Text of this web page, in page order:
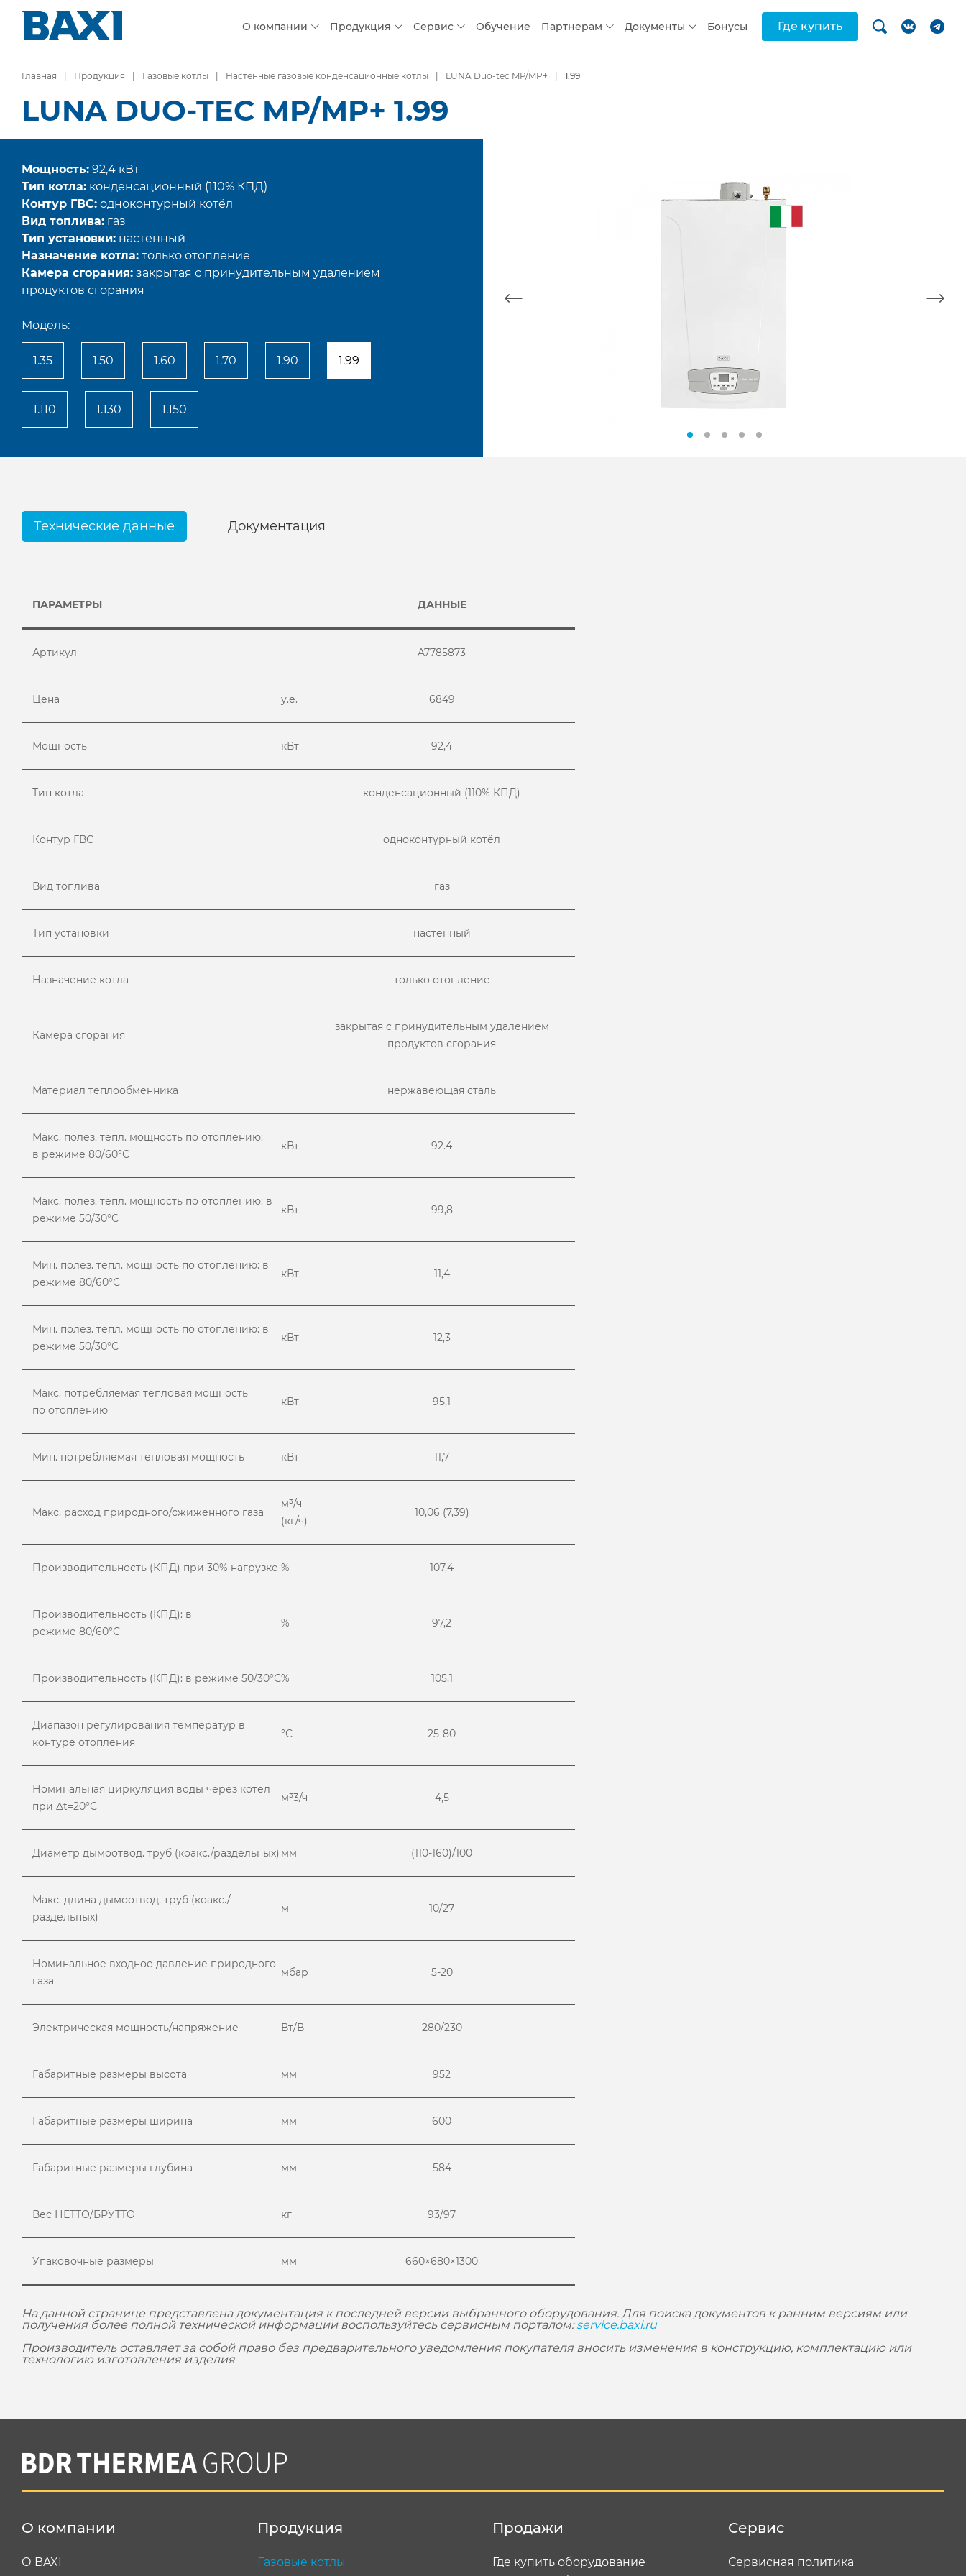
О компании Продукция Сервис Обучение Партнерам Документы Бонусы Где купить
Главная Продукция Газовые котлы Настенные газовые конденсационные котлы LUNA Duo-tec MP/MP+ 1.99
LUNA DUO-TEC MP/MP+ 1.99
Мощность: 92,4 кВт
Тип котла: конденсационный (110% КПД)
Контур ГВС: одноконтурный котёл
Вид топлива: газ
Тип установки: настенный
Назначение котла: только отопление
Камера сгорания: закрытая с принудительным удалением
продуктов сгорания
Модель:
1.35 1.50 1.60 1.70 1.90 1.99
1.110 1.130 1.150
Технические данные Документация
ПАРАМЕТРЫ ДАННЫЕ
Артикул A7785873
Цена у.е. 6849
Мощность кВт 92,4
Тип котла конденсационный (110% КПД)
Контур ГВС одноконтурный котёл
Вид топлива газ
Тип установки настенный
Назначение котла только отопление
Камера сгорания
закрытая с принудительным удалением
продуктов сгорания
Материал теплообменника нержавеющая сталь
Макс. полез. тепл. мощность по отоплению:
в режиме 80/60°С
кВт 92.4
Макс. полез. тепл. мощность по отоплению: в
режиме 50/30°С
кВт 99,8
Мин. полез. тепл. мощность по отоплению: в
режиме 80/60°С
кВт 11,4
Мин. полез. тепл. мощность по отоплению: в
режиме 50/30°С
кВт 12,3
Макс. потребляемая тепловая мощность
по отоплению
кВт 95,1
Мин. потребляемая тепловая мощность кВт 11,7
Макс. расход природного/сжиженного газа
м³/ч
(кг/ч)
10,06 (7,39)
Производительность (КПД) при 30% нагрузке % 107,4
Производительность (КПД): в
режиме 80/60°С
% 97,2
Производительность (КПД): в режиме 50/30°С% 105,1
Диапазон регулирования температур в
контуре отопления
°С 25-80
Номинальная циркуляция воды через котел
при Δt=20°С
м³3/ч 4,5
Диаметр дымоотвод. труб (коакс./раздельных) мм (110-160)/100
Макс. длина дымоотвод. труб (коакс./
раздельных)
м 10/27
Номинальное входное давление природного
газа
мбар 5-20
Электрическая мощность/напряжение Вт/В 280/230
Габаритные размеры высота мм 952
Габаритные размеры ширина мм 600
Габаритные размеры глубина мм 584
Вес НЕТТО/БРУТТО кг 93/97
Упаковочные размеры мм 660×680×1300
На данной странице представлена документация к последней версии выбранного оборудования. Для поиска документов к ранним версиям или
получения более полной технической информации воспользуйтесь сервисным порталом:service.baxi.ru
Производитель оставляет за собой право без предварительного уведомления покупателя вносить изменения в конструкцию, комплектацию или
технологию изготовления изделия
О компании
О BAXI
Продукция
Газовые котлы
Продажи
Где купить оборудование
Сервис
Сервисная политика